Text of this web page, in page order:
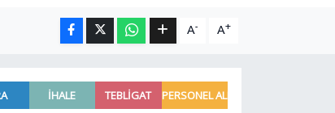
A- A+